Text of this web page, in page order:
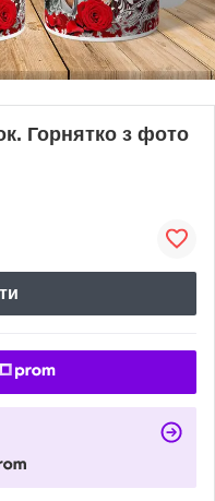
Горнятко з фото